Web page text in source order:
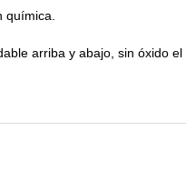
arriba y abajo, sin óxido el